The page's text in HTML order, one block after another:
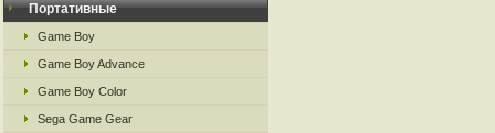
Портативные
Game Boy
Game Boy Advance
Game Boy Color
Sega Game Gear